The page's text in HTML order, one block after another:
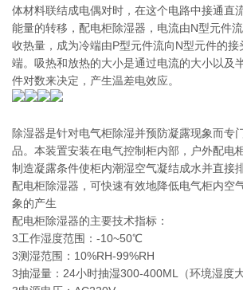
体材料联结成电偶对时，在这个电路中接通直
能量的转移，配电柜除湿器，电流由N型元件
收热量，成为冷端由P型元件流向N型元件的
端。吸热和放热的大小是通过电流的大小以及
件对数来决定，产生温差电效应。
除湿器是针对电气柜除湿并预防凝露现象而专
品。本装置安装在电气控制柜内部，户外配电
制造凝露条件使柜内潮湿空气凝结成水并直接
配电柜除湿器，可快速有效地降低电气柜内空
象的产生
配电柜除湿器的主要技术指标：
3工作湿度范围：-10~50℃
3测湿范围：10%RH-99%RH
3抽湿量：24小时抽湿300-400ML（环境湿度大